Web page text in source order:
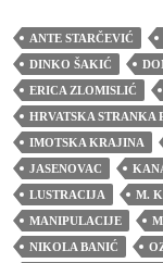
ANTE STARČEVIĆ
DINKO ŠAKIĆ
ERICA ZLOMISLIĆ
HRVATSKA STRANKA
IMOTSKA KRAJINA
JASENOVAC
LUSTRACIJA
M.
MANIPULACIJE
NIKOLA BANIĆ